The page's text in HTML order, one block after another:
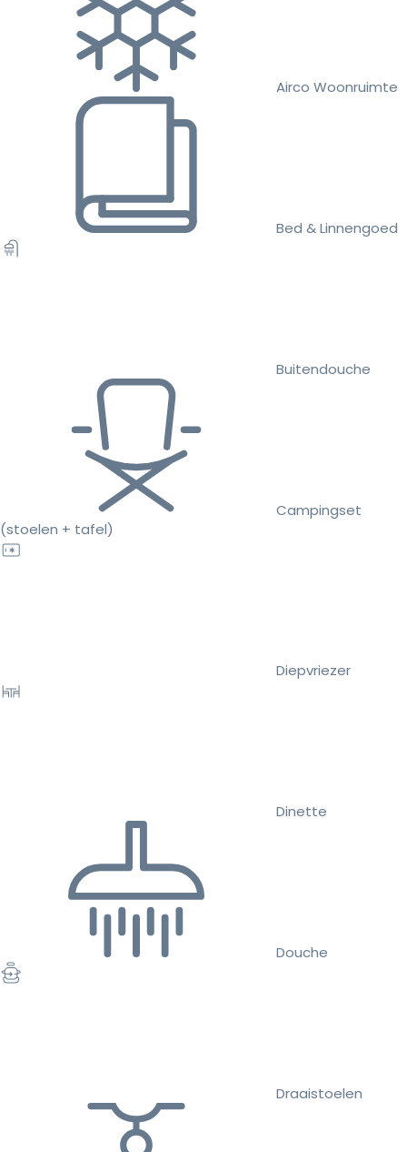
Airco Woonruimte
Bed & Linnengoed
Buitendouche
Campingset
(stoelen + tafel)
Diepvriezer
Dinette
Douche
Draaistoelen